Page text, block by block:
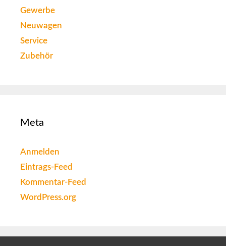
Gewerbe
Neuwagen
Service
Zubehör
Meta
Anmelden
Eintrags-Feed
Kommentar-Feed
WordPress.org